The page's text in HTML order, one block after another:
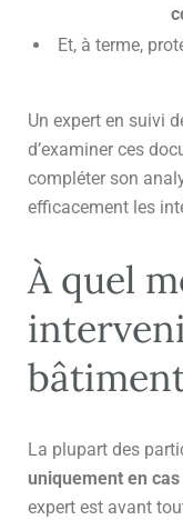
Et, à terme,
Un expert en suivi
d’examiner ces
compléter son
efficacement les
À quel
La plupart des
uniquement en
expert est avant